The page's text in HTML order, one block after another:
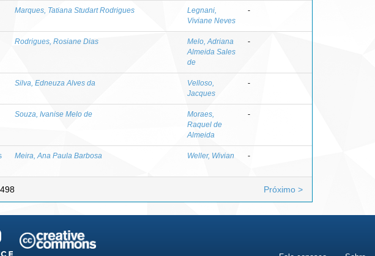
Marques, Tatiana Studart Rodrigues
Legnani,
Viviane Neves
-
Rodrigues, Rosiane Dias
Melo, Adriana
Almeida Sales
de
-
Silva, Edneuza Alves da
Velloso,
Jacques
-
Souza, Ivanise Melo de
Moraes,
Raquel de
Almeida
-
Meira, Ana Paula Barbosa Weller, Wivian -
Próximo >